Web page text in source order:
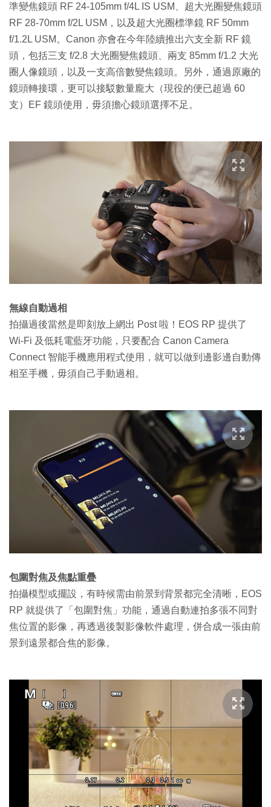
準變焦鏡頭 RF 24-105mm f/4L IS USM、超大光圈變焦鏡頭
RF 28-70mm f/2L USM，以及超大光圈標準鏡 RF 50mm
f/1.2L USM。Canon 亦會在今年陸續推出六支全新 RF 鏡
頭，包括三支 f/2.8 大光圈變焦鏡頭、兩支 85mm f/1.2 大光
圈人像鏡頭，以及一支高倍數變焦鏡頭。另外，通過原廠的
鏡頭轉接環，更可以接駁數量龐大（現役的便已超過 60
支）EF 鏡頭使用，毋須擔心鏡頭選擇不足。
無線自動過相
拍攝過後當然是即刻放上網出 Post 啦！EOS RP 提供了
Wi-Fi 及低耗電藍牙功能，只要配合 Canon Camera
Connect 智能手機應用程式使用，就可以做到邊影邊自動傳
相至手機，毋須自己手動過相。
包圍對焦及焦點重疊
拍攝模型或擺設，有時候需由前景到背景都完全清晰，EOS
RP 就提供了「包圍對焦」功能，通過自動連拍多張不同對
焦位置的影像，再透過後製影像軟件處理，併合成一張由前
景到遠景都合焦的影像。